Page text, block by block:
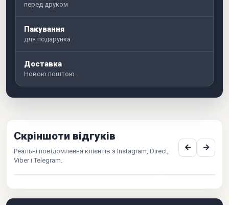
перед друком
Пакування
для подарунка
Доставка
Новою поштою
Скріншоти відгуків
Реальні повідомлення клієнтів з Instagram, Direct,
Viber і Telegram.